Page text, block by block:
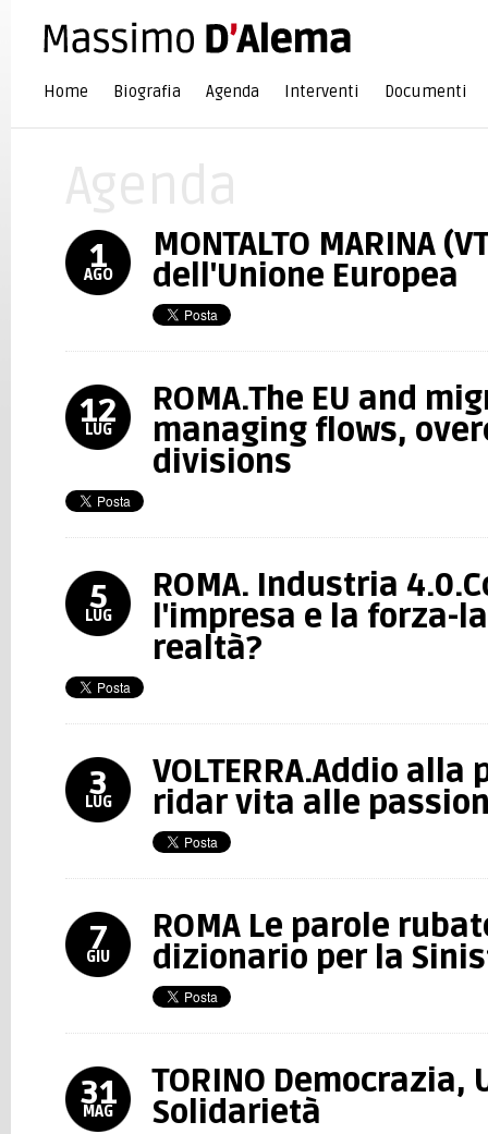
Home Biografia Agenda Interventi Documenti
1
AGO
MONTALTO MARINA
dell'Unione Europea
12
LUG
ROMA.The EU and
managing flows,
divisions
5
LUG
ROMA. Industria
l'impresa e la forza-
realtà?
3
LUG
VOLTERRA.Addio
ridar vita alle
7
GIU
ROMA Le parole
dizionario per la
31
MAG
TORINO Democrazia,
Solidarietà